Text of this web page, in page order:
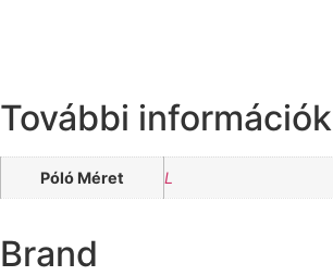
További információk
Póló Méret L
Brand